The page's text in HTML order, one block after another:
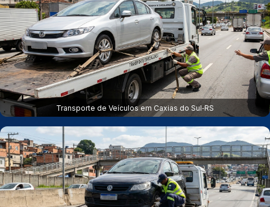
Transporte de Veículos em Caxias do Sul‑RS